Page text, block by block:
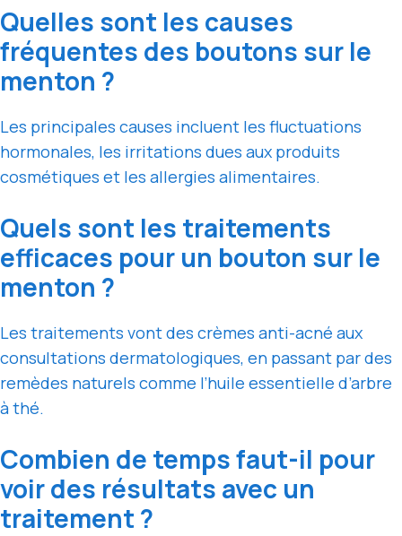
Quelles sont les causes
fréquentes des boutons sur le
menton ?
Les principales causes incluent les fluctuations
hormonales, les irritations dues aux produits
cosmétiques et les allergies alimentaires.
Quels sont les traitements
efficaces pour un bouton sur le
menton ?
Les traitements vont des crèmes anti-acné aux
consultations dermatologiques, en passant par des
remèdes naturels comme l’huile essentielle d’arbre
à thé.
Combien de temps faut-il pour
voir des résultats avec un
traitement ?